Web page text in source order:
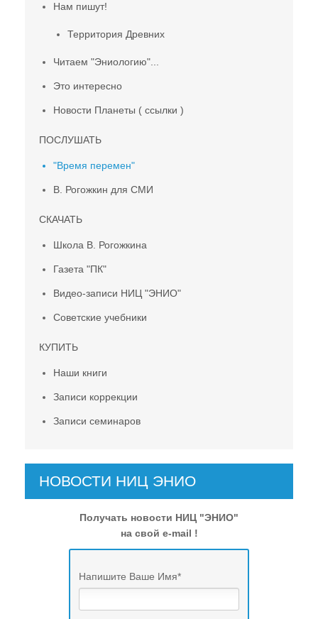
Нам пишут!
Территория Древних
Читаем "Эниологию"...
Это интересно
Новости Планеты ( ссылки )
ПОСЛУШАТЬ
"Время перемен"
В. Рогожкин для СМИ
СКАЧАТЬ
Школа В. Рогожкина
Газета "ПК"
Видео-записи НИЦ "ЭНИО"
Советские учебники
КУПИТЬ
Наши книги
Записи коррекции
Записи семинаров
НОВОСТИ НИЦ ЭНИО
Получать новости НИЦ "ЭНИО"
на свой e-mail !
Напишите Ваше Имя*